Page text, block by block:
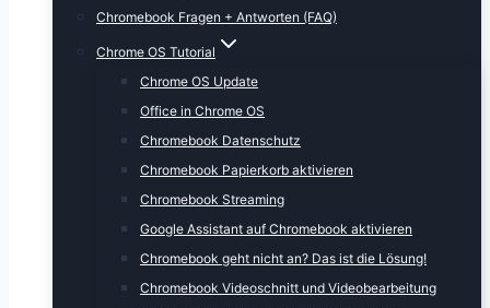
Chromebook Fragen + Antworten (FAQ)
Chrome OS Tutorial
Chrome OS Update
Office in Chrome OS
Chromebook Datenschutz
Chromebook Papierkorb aktivieren
Chromebook Streaming
Google Assistant auf Chromebook aktivieren
Chromebook geht nicht an? Das ist die Lösung!
Chromebook Videoschnitt und Videobearbeitung